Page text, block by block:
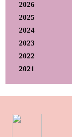
2026
2025
2024
2023
2022
2021